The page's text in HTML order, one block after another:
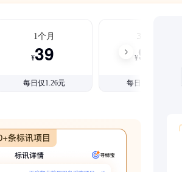
1个月
¥39
每日仅1.26元
3个月
¥99
每日仅1.08元